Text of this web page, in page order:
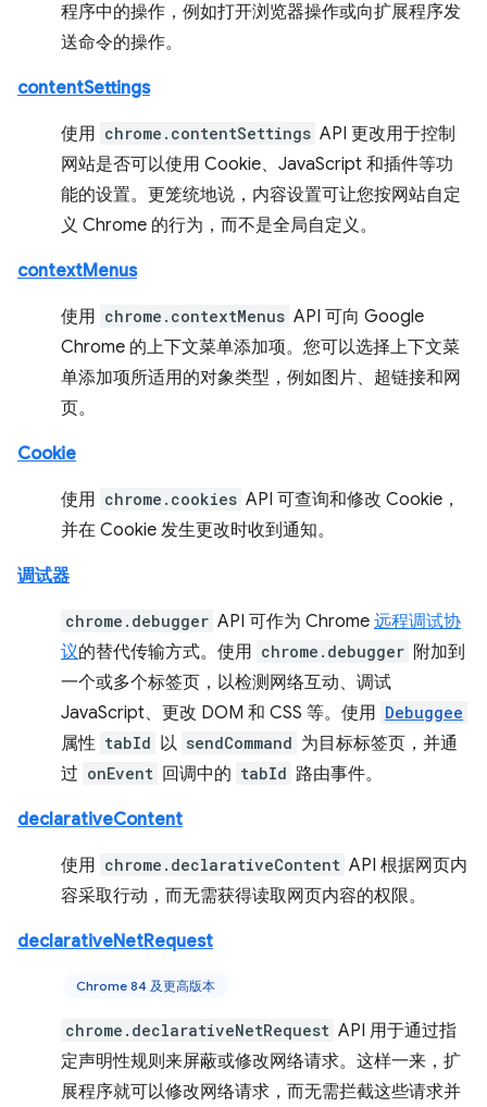
程序中的操作，例如打开浏览器操作或向扩展程序发
送命令的操作。
contentSettings
使用 chrome.contentSettings API 更改用于控制
网站是否可以使用 Cookie、JavaScript 和插件等功
能的设置。更笼统地说，内容设置可让您按网站自定
义 Chrome 的行为，而不是全局自定义。
contextMenus
使用 chrome.contextMenus API 可向 Google
Chrome 的上下文菜单添加项。您可以选择上下文菜
单添加项所适用的对象类型，例如图片、超链接和网
页。
Cookie
使用 chrome.cookies API 可查询和修改 Cookie，
并在 Cookie 发生更改时收到通知。
调试器
chrome.debugger API 可作为 Chrome 远程调试协
议的替代传输方式。使用 chrome.debugger 附加到
一个或多个标签页，以检测网络互动、调试
JavaScript、更改 DOM 和 CSS 等。使用 Debuggee
属性 tabId 以 sendCommand 为目标标签页，并通
过 onEvent 回调中的 tabId 路由事件。
declarativeContent
使用 chrome.declarativeContent API 根据网页内
容采取行动，而无需获得读取网页内容的权限。
declarativeNetRequest
Chrome 84 及更高版本
chrome.declarativeNetRequest API 用于通过指
定声明性规则来屏蔽或修改网络请求。这样一来，扩
展程序就可以修改网络请求，而无需拦截这些请求并